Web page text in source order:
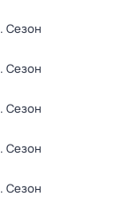
. Сезон
. Сезон
. Сезон
. Сезон
. Сезон